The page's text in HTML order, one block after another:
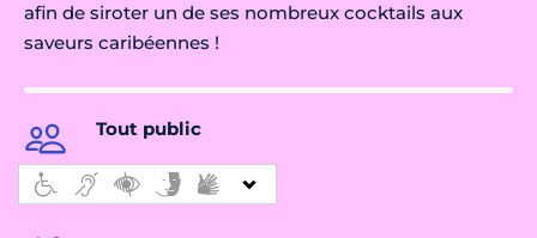
afin de siroter un de ses nombreux cocktails aux
saveurs caribéennes !
Tout public